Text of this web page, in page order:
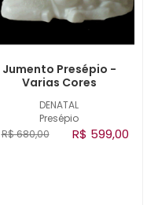
DENATAL
Presépio
Jumento Presépio -
Varias Cores
R$ 680,00 R$ 599,00